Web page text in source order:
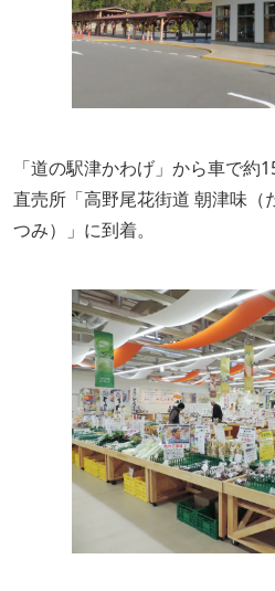
「道の駅津かわげ」から車で約
直売所「高野尾花街道 朝津味（
つみ）」に到着。